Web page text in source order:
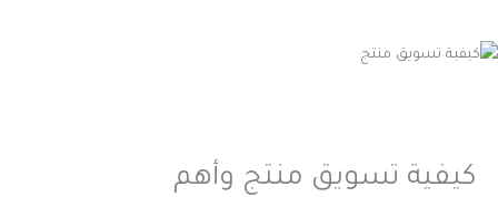
كيفية تسويق منتج وأهم